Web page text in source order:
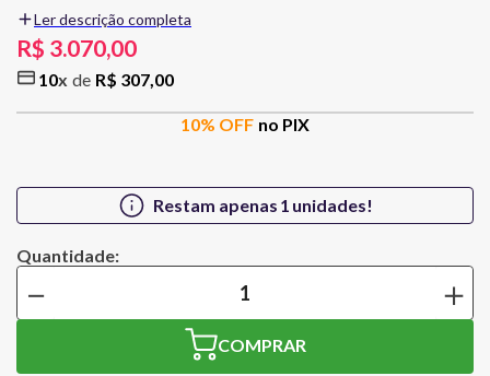
com design exclusivo. Símbolo do luxo e elegância, a Christofle
sempre viu o seu nome associado com as principais tendências
criativas, artistas de renome, bem como designers atuais. Cuidados
Use uma esponja macia e detergente suave; Nunca use produto
Ler descrição completa
R$ 3.070,00
10 R$ 307,00
10% OFF no PIX
Restam apenas 1 unidades!
＋
－
COMPRAR